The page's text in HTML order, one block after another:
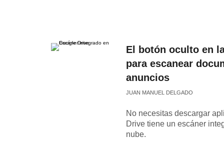
El botón oculto en
para escanear
anuncios
JUAN MANUEL DELGADO
No necesitas descargar
Drive tiene un escáner
nube.